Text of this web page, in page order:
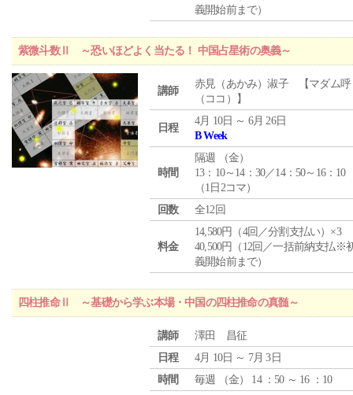
義開始前まで）
紫微斗数Ⅱ ～恐いほどよく当たる！ 中国占星術の奥義～
講師
赤見（あかみ）淑子 【マダム呼
（ココ）】
日程
4月 10日 ～ 6月 26日
B Week
時間
隔週 （金）
13：10～14：30／14：50～16：10
（1日2コマ）
回数
全12回
料金
14,580円（4回／分割支払い）×3
40,500円（12回／一括前納支払※
義開始前まで）
四柱推命Ⅱ ～基礎から学ぶ本場・中国の四柱推命の真髄～
講師
澤田 昌征
日程
4月 10日 ～ 7月 3日
時間
毎週 （金） 14 ：50 ～ 16 ：10